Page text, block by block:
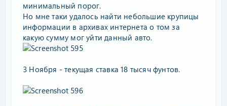
минимальный порог.
Но мне таки удалось найти небольшие крупицы
информации в архивах интернета о том за
какую сумму мог уйти данный авто.
3 Ноября - текущая ставка 18 тысяч фунтов.